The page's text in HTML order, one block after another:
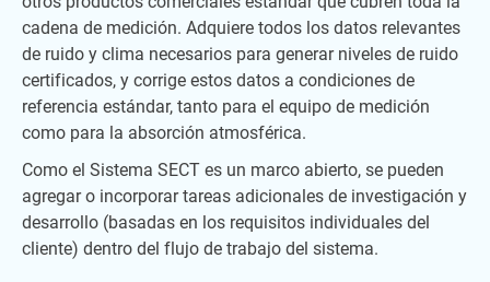
cadena de medición. Adquiere todos los datos relevantes
de ruido y clima necesarios para generar niveles de ruido
certificados, y corrige estos datos a condiciones de
referencia estándar, tanto para el equipo de medición
como para la absorción atmosférica.
Como el Sistema SECT es un marco abierto, se pueden
agregar o incorporar tareas adicionales de investigación y
desarrollo (basadas en los requisitos individuales del
cliente) dentro del flujo de trabajo del sistema.